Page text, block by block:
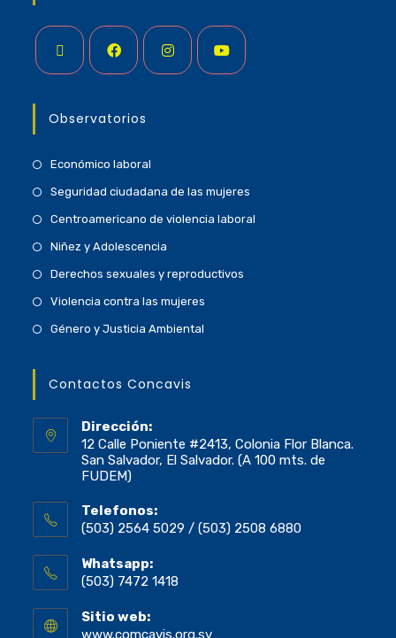
Observatorios
Económico laboral
Seguridad ciudadana de las mujeres
Centroamericano de violencia laboral
Niñez y Adolescencia
Derechos sexuales y reproductivos
Violencia contra las mujeres
Género y Justicia Ambiental
Contactos Concavis
Dirección:
12 Calle Poniente #2413, Colonia Flor Blanca.
San Salvador, El Salvador. (A 100 mts. de
FUDEM)
Telefonos:
(503) 2564 5029 / (503) 2508 6880
Whatsapp:
(503) 7472 1418
Sitio web: